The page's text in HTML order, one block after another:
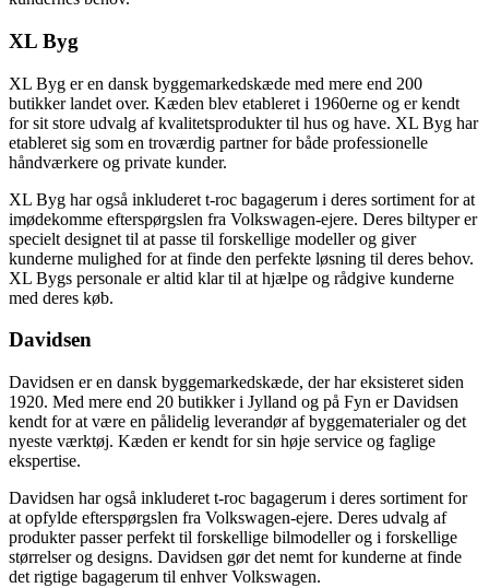
XL Byg
XL Byg er en dansk byggemarkedskæde med mere end 200
butikker landet over. Kæden blev etableret i 1960erne og er kendt
for sit store udvalg af kvalitetsprodukter til hus og have. XL Byg har
etableret sig som en troværdig partner for både professionelle
håndværkere og private kunder.
XL Byg har også inkluderet t-roc bagagerum i deres sortiment for at
imødekomme efterspørgslen fra Volkswagen-ejere. Deres biltyper er
specielt designet til at passe til forskellige modeller og giver
kunderne mulighed for at finde den perfekte løsning til deres behov.
XL Bygs personale er altid klar til at hjælpe og rådgive kunderne
med deres køb.
Davidsen
Davidsen er en dansk byggemarkedskæde, der har eksisteret siden
1920. Med mere end 20 butikker i Jylland og på Fyn er Davidsen
kendt for at være en pålidelig leverandør af byggematerialer og det
nyeste værktøj. Kæden er kendt for sin høje service og faglige
ekspertise.
Davidsen har også inkluderet t-roc bagagerum i deres sortiment for
at opfylde efterspørgslen fra Volkswagen-ejere. Deres udvalg af
produkter passer perfekt til forskellige bilmodeller og i forskellige
størrelser og designs. Davidsen gør det nemt for kunderne at finde
det rigtige bagagerum til enhver Volkswagen.